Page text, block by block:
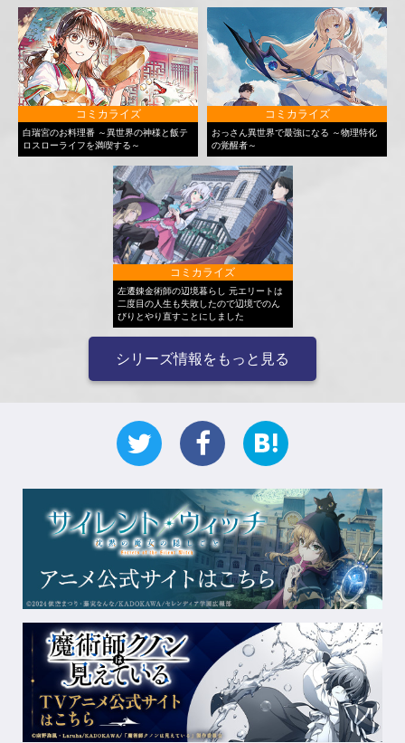
コミカライズ
白瑞宮のお料理番 ～異世界の神様と飯テ
ロスローライフを満喫する～
コミカライズ
おっさん異世界で最強になる ～物理特化
の覚醒者～
コミカライズ
左遷錬金術師の辺境暮らし 元エリートは
二度目の人生も失敗したので辺境でのん
びりとやり直すことにしました
シリーズ情報をもっと見る